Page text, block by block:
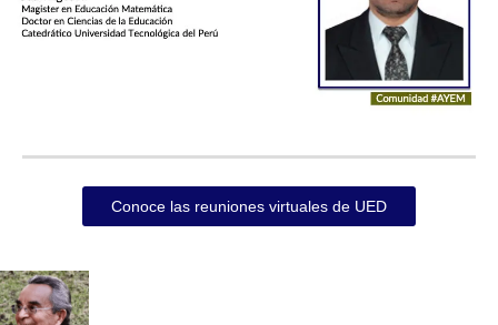
Conoce las reuniones virtuales de UED